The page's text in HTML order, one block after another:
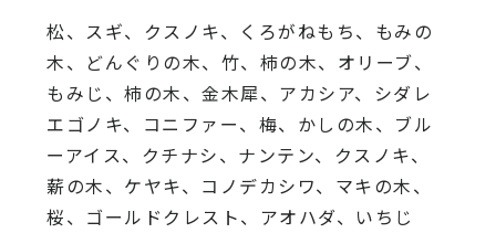
松、スギ、クスノキ、くろがねもち、もみの
木、どんぐりの木、 竹、柿の木、オリーブ、
もみじ、柿の木、金木犀、アカシア、 シダレ
エゴノキ、コニファー、梅、かしの木、ブル
ーアイス、 クチナシ、ナンテン、クスノキ、
薪の木、ケヤキ、コノデカシワ、マキの木、
桜、 ゴールドクレスト、アオハダ、いちじ